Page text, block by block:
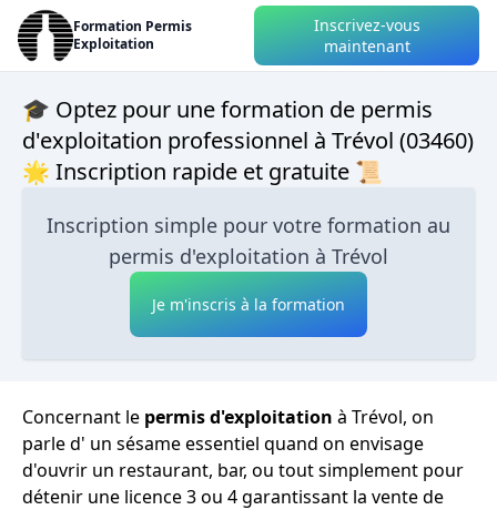
Formation Permis
Exploitation
Inscrivez-vous
maintenant
🎓 Optez pour une formation de permis
d'exploitation professionnel à Trévol (03460)
🌟 Inscription rapide et gratuite 📜
Inscription simple pour votre formation au
permis d'exploitation à Trévol
Je m'inscris à la formation
Concernant le permis d'exploitation à Trévol, on
parle d' un sésame essentiel quand on envisage
d'ouvrir un restaurant, bar, ou tout simplement pour
détenir une licence 3 ou 4 garantissant la vente de